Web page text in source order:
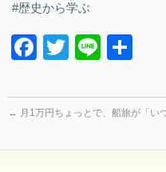
#歴史から学ぶ
Facebook
Twitter
Line
← 月1万円ちょっとで、船旅が「い